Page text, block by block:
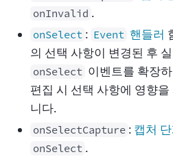
onInvalid .
onSelect : Event 핸들러
의 선택 사항이 변경된 후
onSelect 이벤트를 확장
편집 시 선택 사항에 영향
니다.
onSelectCapture : 캡처
onSelect .